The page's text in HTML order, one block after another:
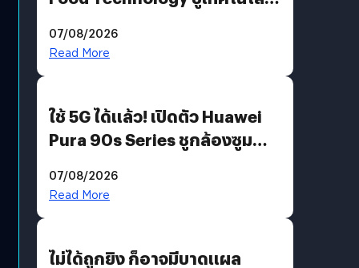
บริโภคและ B2B
07/08/2026
Read More
ใช้ 5G ได้แล้ว! เปิดตัว Huawei
Pura 90s Series ชูกล้องซูม
07/08/2026
Read More
ไม่ได้ถูกยิง ก็อาจมีบาดแผล